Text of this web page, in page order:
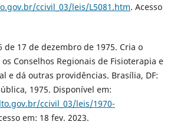
ccivil_03/leis/L5081.htm. Acesso
de 17 de dezembro de 1975. Cria o
Conselhos Regionais de Fisioterapia e
e dá outras providências. Brasília, DF:
1975. Disponível em:
ccivil_03/leis/1970-
em: 18 fev. 2023.